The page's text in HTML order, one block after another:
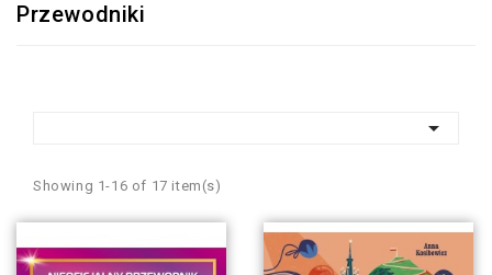
Przewodniki

Showing 1-16 of 17 item(s)